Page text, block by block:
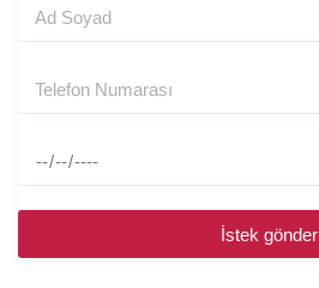
İstek gönder